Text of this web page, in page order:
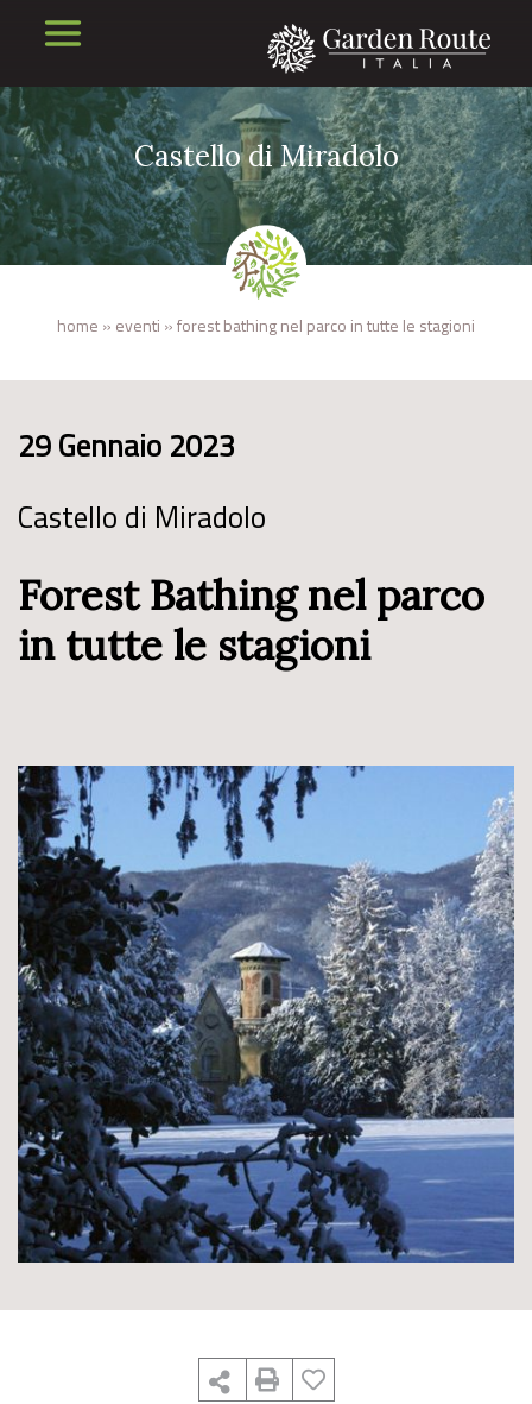
Castello di Miradolo
home » eventi »forest bathing nel parco in tutte le stagioni
29 Gennaio 2023
Castello di Miradolo
Forest Bathing nel parco
in tutte le stagioni